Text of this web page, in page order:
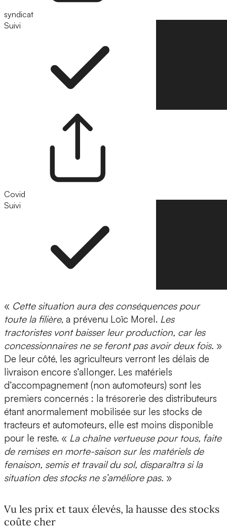
syndicat
Suivi
Covid
Suivi
« Cette situation aura des conséquences pour
toute la filière, a prévenu Loïc Morel. Les
tractoristes vont baisser leur production, car les
concessionnaires ne se feront pas avoir deux fois. »
De leur côté, les agriculteurs verront les délais de
livraison encore s’allonger. Les matériels
d’accompagnement (non automoteurs) sont les
premiers concernés : la trésorerie des distributeurs
étant anormalement mobilisée sur les stocks de
tracteurs et automoteurs, elle est moins disponible
pour le reste. « La chaîne vertueuse pour tous, faite
de remises en morte-saison sur les matériels de
fenaison, semis et travail du sol, disparaîtra si la
situation des stocks ne s’améliore pas. »
Vu les prix et taux élevés, la hausse des stocks
coûte cher